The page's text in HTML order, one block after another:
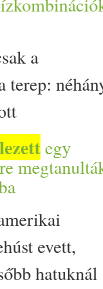
csak a
t appeared
a
terep:
sütögetést.
ízek
- mutatjuk
Nem
egy
evett,
hatuknál